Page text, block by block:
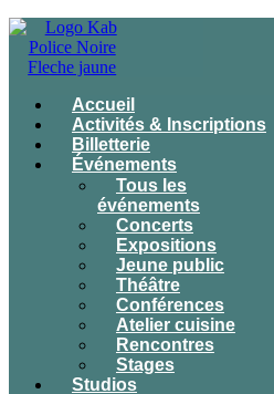
Accueil
Activités & Inscriptions
Billetterie
Événements
Tous les
événements
Concerts
Expositions
Jeune public
Théâtre
Conférences
Atelier cuisine
Rencontres
Stages
Studios